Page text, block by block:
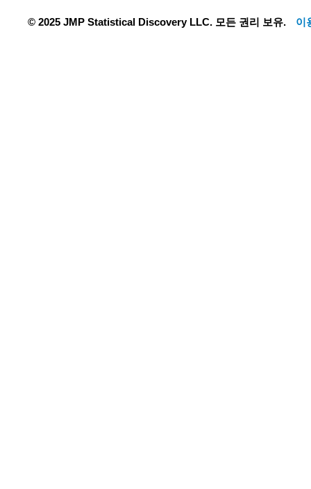
© 2025 JMP Statistical Discovery LLC. 모든 권리 보유. 이